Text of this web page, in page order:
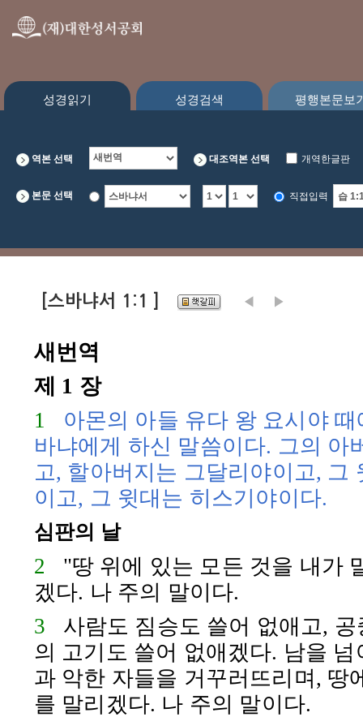
성경읽기 성경검색 평행본문보
역본 선택 대조역본 선택 개역한글판
본문 선택
직접입력
[스바냐서 1:1 ]
새번역
제 1 장
1 아몬의 아들 유다 왕 요시야때
바냐에게 하신 말씀이다. 그의 아
고, 할아버지는 그달리야이고, 그
이고, 그 윗대는 히스기야이다.
심판의 날
2 "땅 위에 있는 모든 것을 내가
겠다. 나 주의 말이다.
3 사람도 짐승도 쓸어 없애고,
의 고기도 쓸어 없애겠다. 남을
과 악한 자들을 거꾸러뜨리며, 땅
를 말리겠다. 나 주의 말이다.